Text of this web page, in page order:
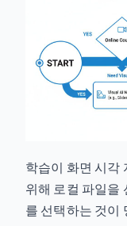
학습이 화면 시각
위해 로컬 파일을
를 선택하는 것이